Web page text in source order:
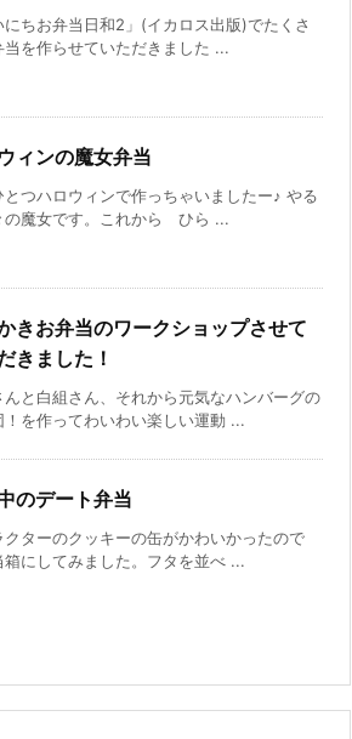
にちお弁当日和2」(イカロス出版)でたくさ
当を作らせていただきました ...
ィンの魔女弁当
とつハロウィンで作っちゃいましたー♪ やる
の魔女です。これから ひら ...
きお弁当のワークショップさせて
きました！
んと白組さん、それから元気なハンバーグの
！を作ってわいわい楽しい運動 ...
のデート弁当
クターのクッキーの缶がかわいかったので
箱にしてみました。フタを並べ ...